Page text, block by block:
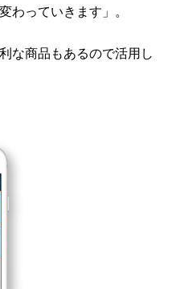
わっていきます」。
な商品もあるので活用し